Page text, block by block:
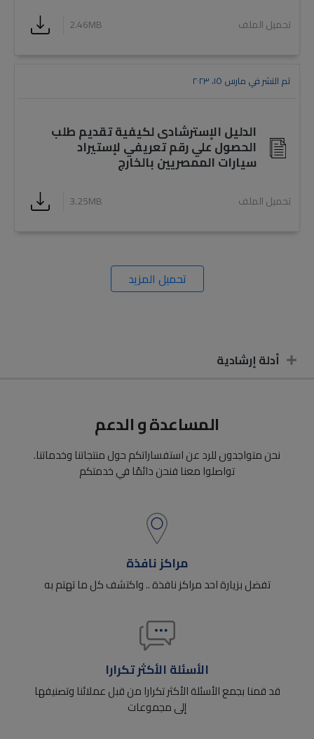
تحميل الملف 2.46MB
تم النشر في مارس ١٥، ٢٠٢٣
الدليل الإسترشادى لكيفية تقديم طلب
الحصول علي رقم تعريفي لإستيراد
سيارات الممصريين بالخارج
تحميل الملف 3.25MB
تحميل المزيد
أدلة إرشادية
المساعدة و الدعم
نحن متواجدون للرد عن استفساراتكم حول منتجاتنا وخدماتنا.
تواصلوا معنا فنحن دائمًا في خدمتكم
مراكز نافذة
تفضل بزيارة احد مراكز نافذة .. واكتشف كل ما تهتم به
الأسئلة الأكثر تكرارا
قد قمنا بجمع الأسئلة الأكثر تكرارا من قبل عملائنا وتصنيفها
إلى مجموعات